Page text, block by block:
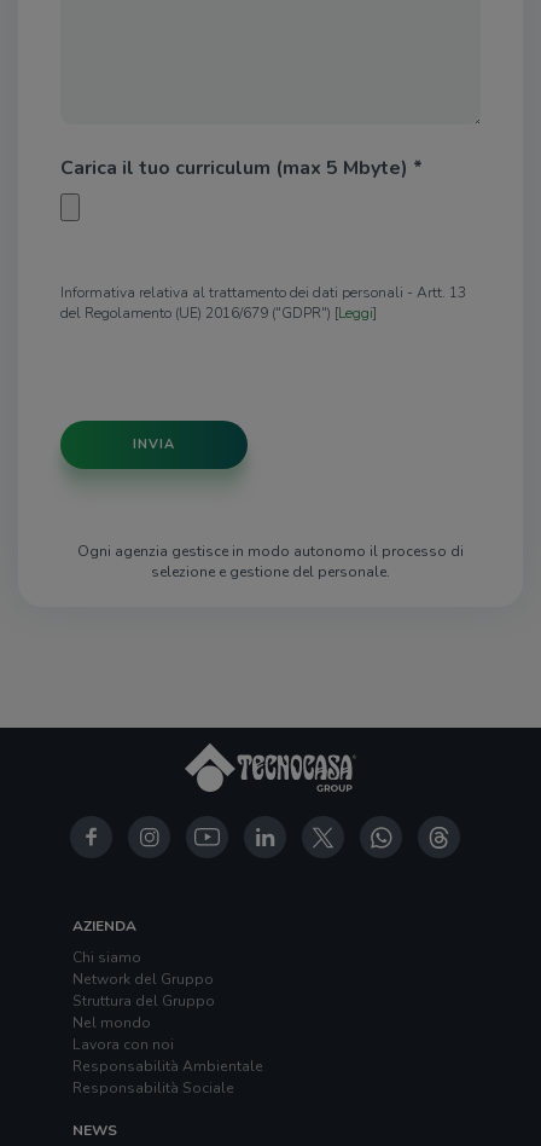
Carica il tuo curriculum (max 5 Mbyte) *
Informativa relativa al trattamento dei dati personali - Artt. 13
del Regolamento (UE) 2016/679 ("GDPR") [Leggi]
INVIA
Ogni agenzia gestisce in modo autonomo il processo di
selezione e gestione del personale.
AZIENDA
Chi siamo
Network del Gruppo
Struttura del Gruppo
Nel mondo
Lavora con noi
Responsabilità Ambientale
Responsabilità Sociale
NEWS